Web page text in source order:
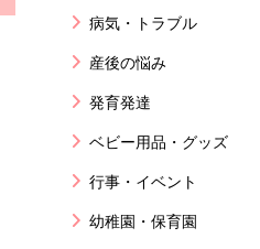
病気・トラブル
産後の悩み
発育発達
ベビー用品・グッズ
行事・イベント
幼稚園・保育園